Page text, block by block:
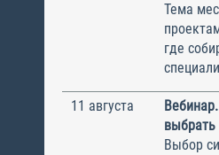
Тема
где
11 августа
Выбор